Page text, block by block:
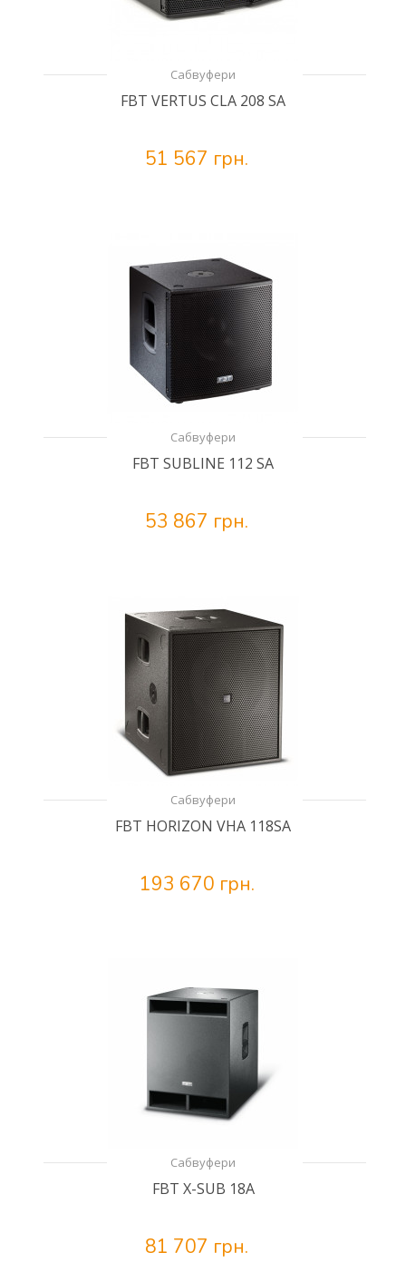
Сабвуфери
FBT VERTUS CLA 208 SA
51 567 грн.
Сабвуфери
FBT SUBLINE 112 SA
53 867 грн.
Сабвуфери
FBT HORIZON VHA 118SA
193 670 грн.
Сабвуфери
FBT X-SUB 18A
81 707 грн.